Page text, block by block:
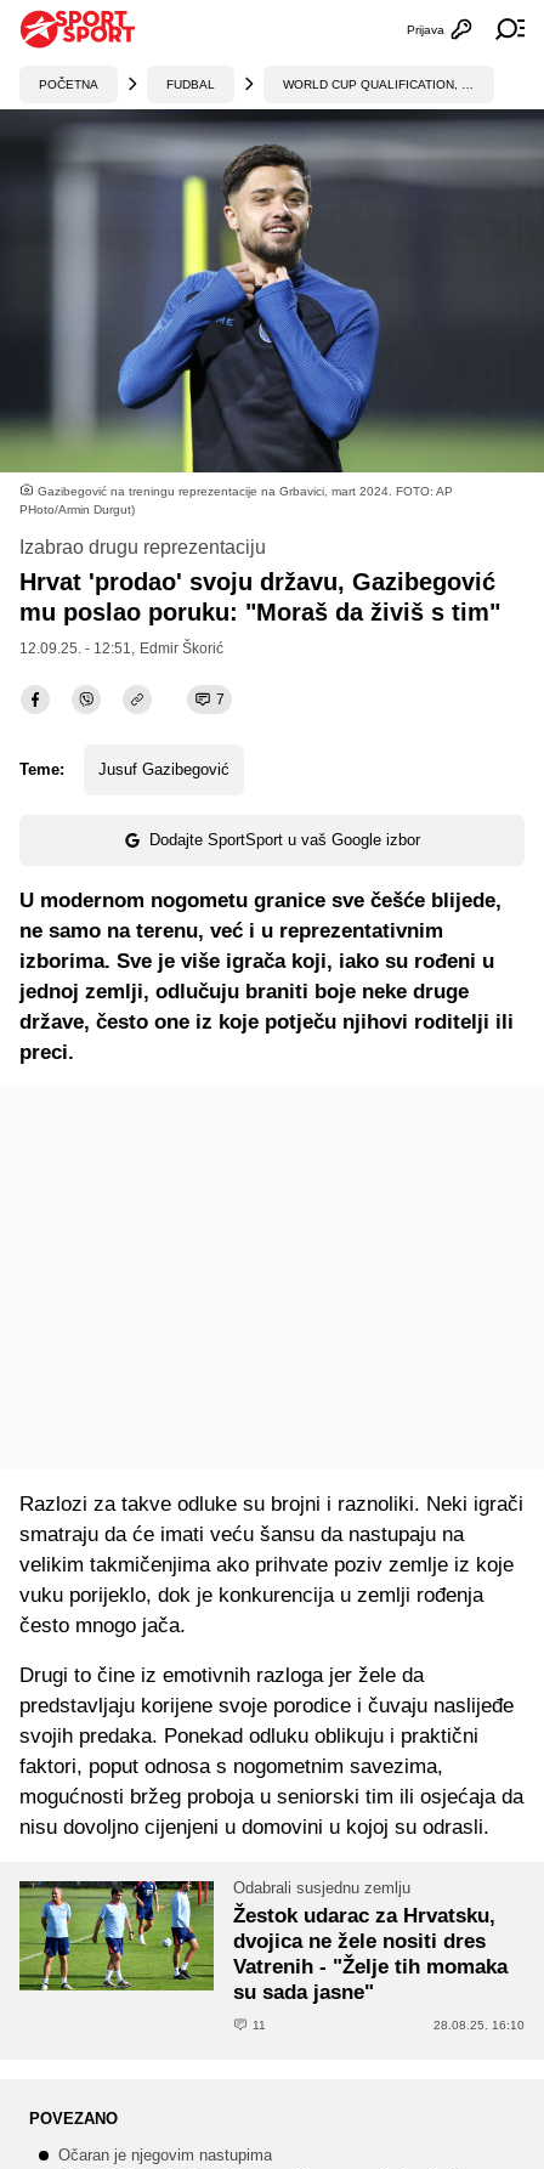
Otvori
Prijava
POČETNA FUDBAL
Gazibegović na treningu reprezentacije na Grbavici, mart 2024. FOTO: AP
PHoto/Armin Durgut)
Izabrao drugu reprezentaciju
Hrvat 'prodao' svoju državu, Gazibegović
mu poslao poruku: "Moraš da živiš s tim"
12.09.25. - 12:51, Edmir Škorić
7
Teme: Jusuf Gazibegović
Dodajte SportSport u vaš Google izbor
U modernom nogometu granice sve češće blijede,
ne samo na terenu, već i u reprezentativnim
izborima. Sve je više igrača koji, iako su rođeni u
jednoj zemlji, odlučuju braniti boje neke druge
države, često one iz koje potječu njihovi roditelji ili
preci.
Razlozi za takve odluke su brojni i raznoliki. Neki igrači
smatraju da će imati veću šansu da nastupaju na
velikim takmičenjima ako prihvate poziv zemlje iz koje
vuku porijeklo, dok je konkurencija u zemlji rođenja
često mnogo jača.
Drugi to čine iz emotivnih razloga jer žele da
predstavljaju korijene svoje porodice i čuvaju naslijeđe
svojih predaka. Ponekad odluku oblikuju i praktični
faktori, poput odnosa s nogometnim savezima,
mogućnosti bržeg proboja u seniorski tim ili osjećaja da
nisu dovoljno cijenjeni u domovini u kojoj su odrasli.
Odabrali susjednu zemlju
Žestok udarac za Hrvatsku,
dvojica ne žele nositi dres
Vatrenih - "Želje tih momaka
su sada jasne"
11 28.08.25. 16:10
POVEZANO
Očaran je njegovim nastupima